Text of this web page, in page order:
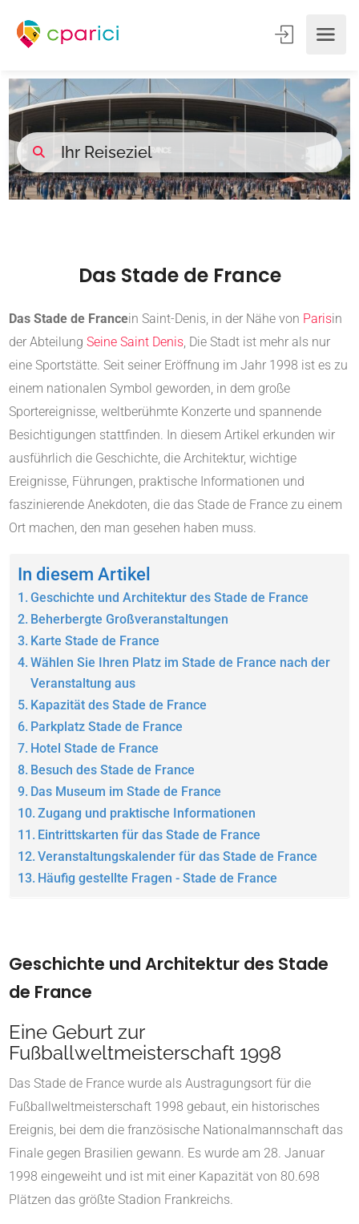
Das Stade de France
Das Stade de Francein Saint-Denis, in der Nähe von Parisin
der Abteilung Seine Saint Denis , Die Stadt ist mehr als nur
eine Sportstätte. Seit seiner Eröffnung im Jahr 1998 ist es zu
einem nationalen Symbol geworden, in dem große
Sportereignisse, weltberühmte Konzerte und spannende
Besichtigungen stattfinden. In diesem Artikel erkunden wir
ausführlich die Geschichte, die Architektur, wichtige
Ereignisse, Führungen, praktische Informationen und
faszinierende Anekdoten, die das Stade de France zu einem
Ort machen, den man gesehen haben muss.
In diesem Artikel
Geschichte und Architektur des Stade de France
Beherbergte Großveranstaltungen
Karte Stade de France
Wählen Sie Ihren Platz im Stade de France nach der
Veranstaltung aus
Kapazität des Stade de France
Parkplatz Stade de France
Hotel Stade de France
Besuch des Stade de France
Das Museum im Stade de France
Zugang und praktische Informationen
Eintrittskarten für das Stade de France
Veranstaltungskalender für das Stade de France
Häufig gestellte Fragen - Stade de France
Geschichte und Architektur des Stade
de France
Eine Geburt zur
Fußballweltmeisterschaft 1998
Das Stade de France wurde als Austragungsort für die
Fußballweltmeisterschaft 1998 gebaut, ein historisches
Ereignis, bei dem die französische Nationalmannschaft das
Finale gegen Brasilien gewann. Es wurde am 28. Januar
1998 eingeweiht und ist mit einer Kapazität von 80.698
Plätzen das größte Stadion Frankreichs.